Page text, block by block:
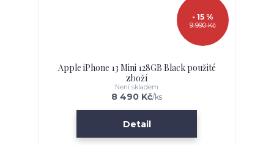
9 990 Kč
- 15 %
Apple iPhone 13 Mini 128GB Black použité
zboží
8 490 Kč/ks
Není skladem
Detail